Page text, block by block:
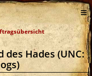
≡
des Hades (UNC: